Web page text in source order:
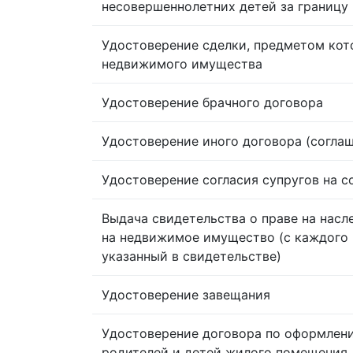
несовершеннолетних детей за границу
Удостоверение сделки, предметом
недвижимого имущества
Удостоверение брачного договора
Удостоверение иного договора
Удостоверение согласия супругов на
Выдача свидетельства о праве на
на недвижимое имущество (с каждого
указанный в свидетельстве)
Удостоверение завещания
Удостоверение договора по